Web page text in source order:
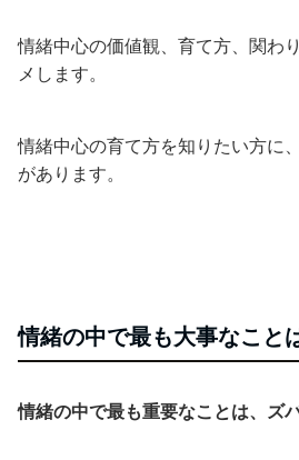
情緒中心の価値観、育て方、関わ
メします。
情緒中心の育て方を知りたい方に
があります。
情緒の中で最も大事なこと
情緒の中で最も重要なことは、ズ